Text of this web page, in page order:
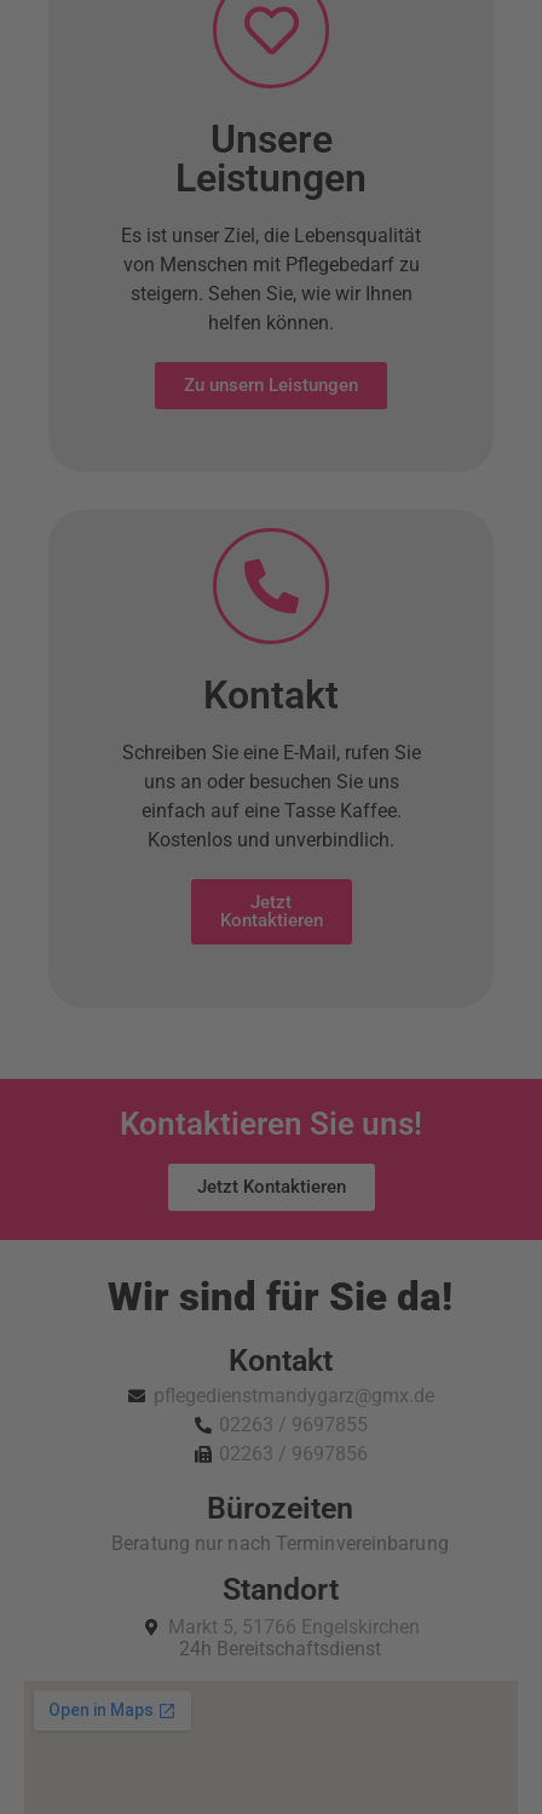
Unsere
Leistungen
Es ist unser Ziel, die Lebensqualität
von Menschen mit Pflegebedarf zu
steigern. Sehen Sie, wie wir Ihnen
helfen können.
Zu unsern Leistungen
Kontakt
Schreiben Sie eine E-Mail, rufen Sie
uns an oder besuchen Sie uns
einfach auf eine Tasse Kaffee.
Kostenlos und unverbindlich.
Jetzt
Kontaktieren
Kontaktieren Sie uns!
Jetzt Kontaktieren
Wir sind für Sie da!
Kontakt
pflegedienstmandygarz@gmx.de
02263 / 9697855
02263 / 9697856
Bürozeiten
Beratung nur nach Terminvereinbarung
Standort
Markt 5, 51766 Engelskirchen
24h Bereitschaftsdienst